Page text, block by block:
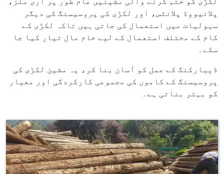
پلائیووڈ پلانٹس، اور لکڑی کی پروسیسنگ کی دیگر
سہولیات میں استعمال کی جاتی ہیں تاکہ لکڑی کے
کام کے مختلف استعمال کے لیے خام مال تیار کیا جا
سکے۔
ڈیبارکنگ کے عمل کو آسان بنا کر، یہ مشین لکڑی کی
پروسیسنگ کے کاموں کی مجموعی کارکردگی اور معیار
کو بہتر بناتی ہے۔